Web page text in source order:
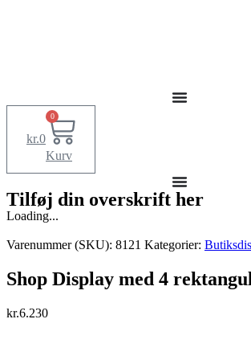
kr.0
0
Kurv
Tilføj din overskrift her
Loading...
Varenummer (SKU): 8121 Kategorier:
Shop Display med 4
kr.6.230